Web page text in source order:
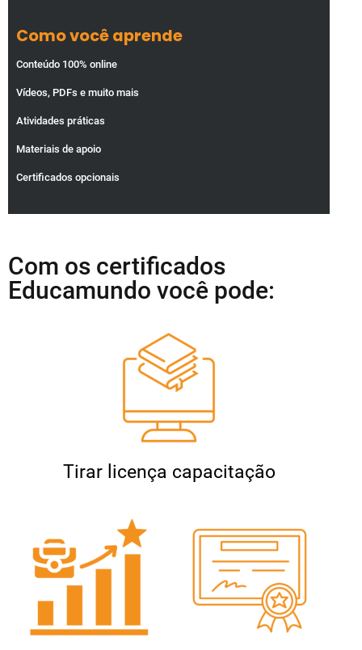
Como você aprende
Conteúdo 100% online
Vídeos, PDFs e muito mais
Atividades práticas
Materiais de apoio
Certificados opcionais
Com os certificados
Educamundo você pode:
Tirar licença capacitação